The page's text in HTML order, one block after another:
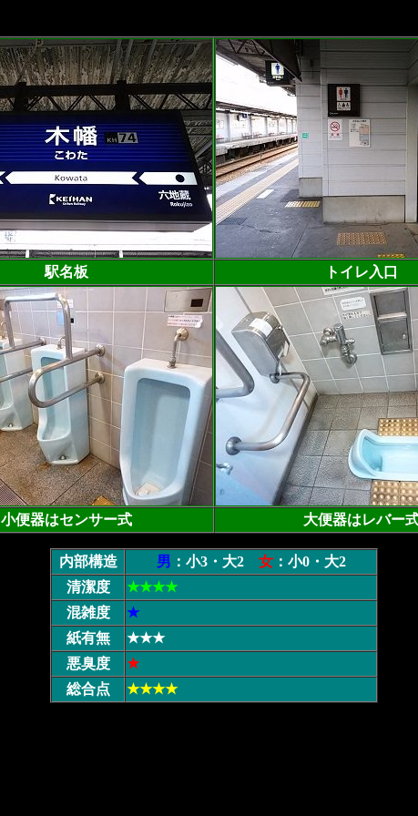
駅名板 トイレ入口
小便器はセンサー式 大便器はレバー
内部構造 男 ：小3・大2 女：小0・大2
清潔度
★★★★
混雑度
★
紙有無
★★★
悪臭度
★
総合点
★★★★